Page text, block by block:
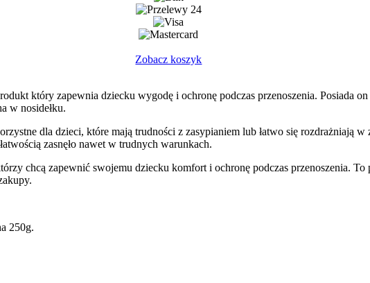
Zobacz koszyk
który zapewnia dziecku wygodę i ochronę podczas przenoszenia. Posiada
w nosidełku.
dla dzieci, które mają trudności z zasypianiem lub łatwo się rozdrażniają
zasnęło nawet w trudnych warunkach.
chcą zapewnić swojemu dziecku komfort i ochronę podczas przenoszenia.
250g.